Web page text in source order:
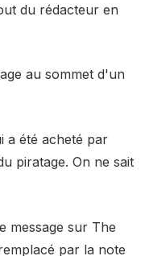
du rédacteur en
au sommet d'un
a été acheté par
piratage. On ne sait
message sur The
par la note